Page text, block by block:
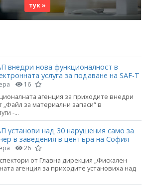
тук »
внедри нова функционалност в
услуга за подаване на SAF-T
16
агенция за приходите внедри
за материални запаси“ в
-...
установи над 30 нарушения само за
в заведения в центъра на София
26
от Главна дирекция „Фискален
агенция за приходите установиха над